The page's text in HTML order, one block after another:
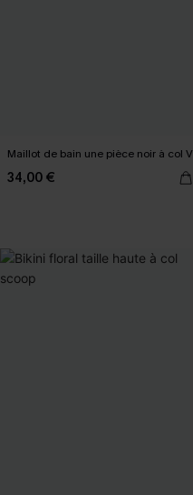
Maillot de bain une pièce noir à col V
34,00 €